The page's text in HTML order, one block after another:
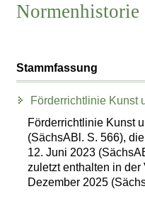
Normenhistorie
Stammfassung
Förderrichtlinie Kunst
Förderrichtlinie Kunst
(SächsABl. S. 566),
12. Juni 2023
zuletzt enthalten in der
Dezember 2025